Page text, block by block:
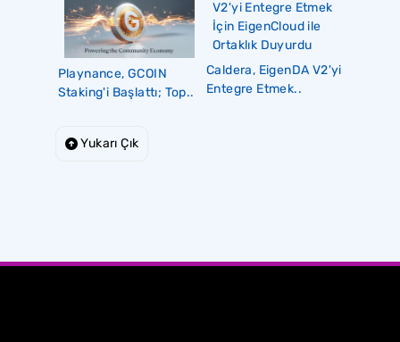
Playnance, GCOIN
Staking'i Başlattı; Top..
Caldera, EigenDA V2'yi
Entegre Etmek..
Yukarı Çık